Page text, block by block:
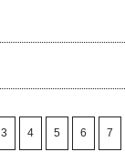
3 4 5 6 7